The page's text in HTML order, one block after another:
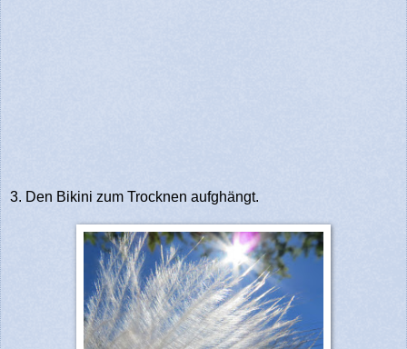
3. Den Bikini zum Trocknen aufghängt.